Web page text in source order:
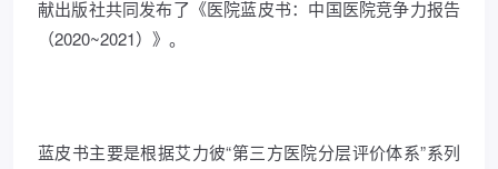
献出版社共同发布了《医院蓝皮书：中国医院竞争力报告
（2020~2021）》。
蓝皮书主要是根据艾力彼“第三方医院分层评价体系”系列